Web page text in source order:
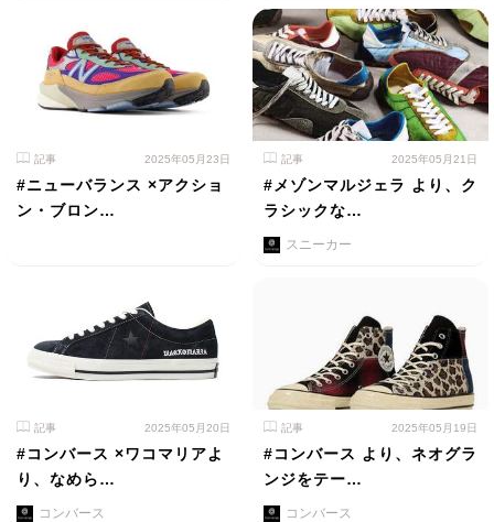
記事 2025年05月23日
#ニューバランス ×アクショ
ン・ブロン…
記事 2025年05月21日
#メゾンマルジェラ より、ク
ラシックな…
スニーカー
記事 2025年05月20日
#コンバース ×ワコマリアよ
り、なめら…
コンバース
記事 2025年05月19日
#コンバース より、ネオグラ
ンジをテー…
コンバース